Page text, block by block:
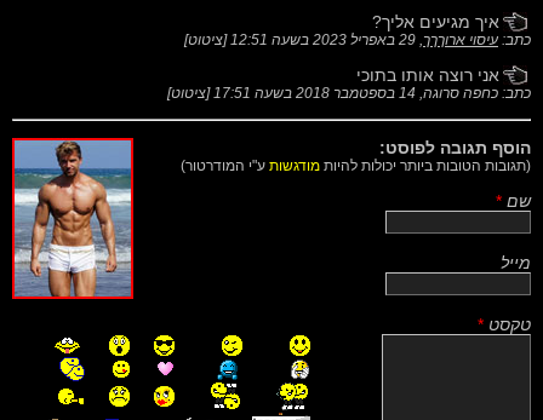
איך מגיעים אליך?
כתב: עיסוי ארוךךך, 29 באפריל 2023 בשעה 12:51 [ציטוט]
אני רוצה אותו בתוכי
כתב: כחפה סרוגה, 14 בספטמבר 2018 בשעה 17:51 [ציטוט]
הוסף תגובה לפוסט:
(תגובות הטובות ביותר יכולות להיות מודגשות ע"י המודרטור)
שם *
מייל
טקסט *